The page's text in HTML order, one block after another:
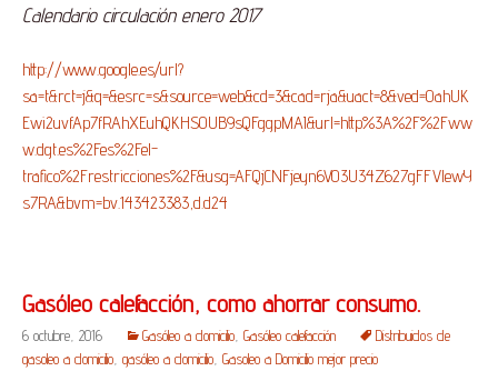
Calendario circulación enero 2017
http://www.google.es/url?
sa=t&rct=j&q=&esrc=s&source=web&cd=3&cad=rja&uact=8&ved=0ahUK
Ewi2uvfAp7fRAhXEuhQKHS0UB9sQFggpMAI&url=http%3A%2F%2Fww
w.dgt.es%2Fes%2Fel-
trafico%2Frestricciones%2F&usg=AFQjCNFjeyn6V03U34Z627gFFVlewY
s7RA&bvm=bv.143423383,d.d24
Gasóleo calefacción, como ahorrar consumo.
6 octubre, 2016 Gasóleo a domicilio Gasóleo calefacción
Distribuidos de
gasoleo a domicilio gasóleo a domicilio Gasoleo a Domicilio mejor precio